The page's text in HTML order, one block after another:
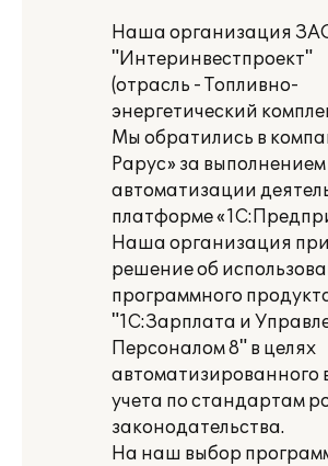
Наша организация
"Интеринвестпроект"
(отрасль - Топливно-
энергетический
Мы обратились в
Рарус» за
автоматизации
платформе
Наша организация
решение об
программного
"1С:Зарплата и
Персоналом 8" в целях
автоматизированного
учета по стандартам
законодательства.
На наш выбор